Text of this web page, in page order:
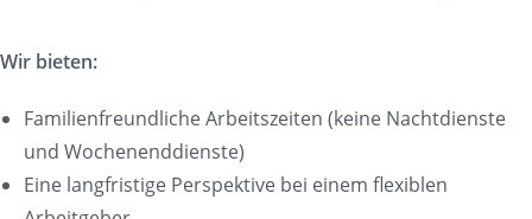
Wir bieten:
Familienfreundliche Arbeitszeiten (keine Nachtdienste
und Wochenenddienste)
Eine langfristige Perspektive bei einem flexiblen